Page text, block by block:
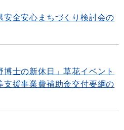
安全安心まちづくり検討会の
士の新休日」草花イベント
支援事業費補助金交付要綱の